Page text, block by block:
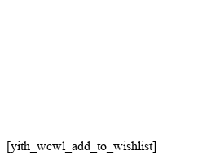
[yith_wcwl_add_to_wishlist]